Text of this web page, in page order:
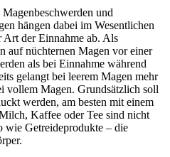
und
hängen dabei im Wesentlichen
Art der Einnahme ab. Als
auf nüchternen Magen vor einer
als bei Einnahme während
gelangt bei leerem Magen mehr
vollem Magen. Grundsätzlich soll
werden, am besten mit einem
Kaffee oder Tee sind nicht
wie Getreideprodukte – die